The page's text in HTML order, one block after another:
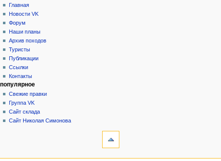
а
в
и
а
ц
и
я
статья
обсуждение
читать
просмотр
кода
история
создать
учётную
запись
войти
Главная
Новости VK
Форум
Наши планы
Архив походов
Туристы
Публикации
Ссылки
Контакты
популярное
Свежие правки
Группа VK
Сайт склада
Сайт Николая Симонова
навигация